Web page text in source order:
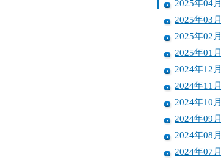
2025年04月
2025年03月
2025年02月
2025年01月
2024年12月
2024年11月
2024年10月
2024年09月
2024年08月
2024年07月